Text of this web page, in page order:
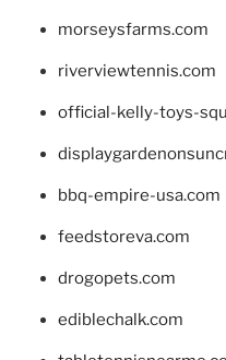
morseysfarms.com
riverviewtennis.com
official-kelly-toys-
bbq-empire-usa.com
feedstoreva.com
drogopets.com
ediblechalk.com